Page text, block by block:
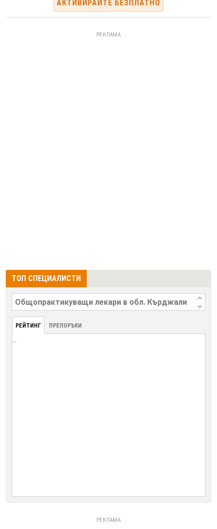
АКТИВИРАЙТЕ БЕЗПЛАТНО
РЕКЛАМА
ТОП СПЕЦИАЛИСТИ
РЕЙТИНГ ПРЕПОРЪКИ
...
РЕКЛАМА